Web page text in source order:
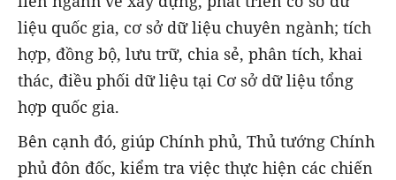
liệu quốc gia, cơ sở dữ liệu chuyên ngành; tích
hợp, đồng bộ, lưu trữ, chia sẻ, phân tích, khai
thác, điều phối dữ liệu tại Cơ sở dữ liệu tổng
hợp quốc gia.
Bên cạnh đó, giúp Chính phủ, Thủ tướng Chính
phủ đôn đốc, kiểm tra việc thực hiện các chiến